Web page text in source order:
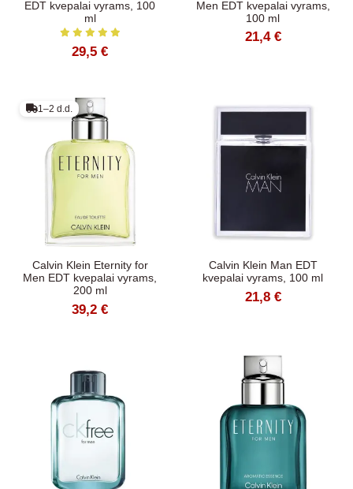
EDT kvepalai vyrams, 100
ml
29,5 €
Men EDT kvepalai vyrams,
100 ml
21,4 €
1–2 d.d.
Calvin Klein Eternity for
Men EDT kvepalai vyrams,
200 ml
39,2 €
Calvin Klein Man EDT
kvepalai vyrams, 100 ml
21,8 €